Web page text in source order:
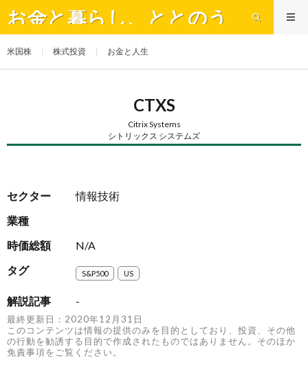
お金と暮らし、ととのう
米国株 株式投資 お金と人生
CTXS
Citrix Systems
シトリックス システムズ
セクター
情報技術
業種
時価総額
N/A
タグ
S&P500 US
解説記事 -
最終更新日：2020年12月31日
このコンテンツは情報の提供のみを目的としており、投資、その他
の行動を勧誘する目的で作成されたものではありません。そのほか
免責事項をご覧ください。